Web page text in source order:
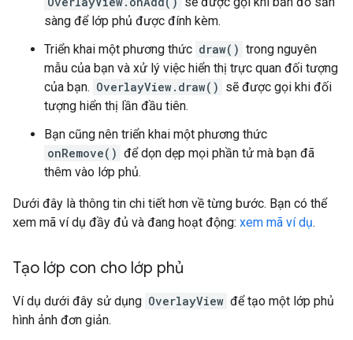
sàng để lớp phủ được đính kèm.
Triển khai một phương thức draw() trong nguyên
mẫu của bạn và xử lý việc hiển thị trực quan đối tượng
của bạn. OverlayView.draw() sẽ được gọi khi đối
tượng hiển thị lần đầu tiên.
Bạn cũng nên triển khai một phương thức
onRemove() để dọn dẹp mọi phần tử mà bạn đã
thêm vào lớp phủ.
Dưới đây là thông tin chi tiết hơn về từng bước. Bạn có thể
xem mã ví dụ đầy đủ và đang hoạt động: xem mã ví dụ.
Tạo lớp con cho lớp phủ
Ví dụ dưới đây sử dụng OverlayView để tạo một lớp phủ
hình ảnh đơn giản.